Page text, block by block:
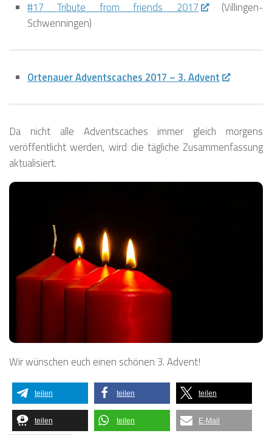
#17 Tribute from friends 2017
(Villingen-
Schwenningen)
Ortenauer Adventscaches 2017 – 3. Advent
Da nicht alle Adventscaches immer gleich morgens
veröffentlicht werden, wird die tägliche Zusammenfassung
aktualisiert.
Wir wünschen euch einen schönen 3. Advent!
teilen teilen teilen
teilen teilen E-Mail